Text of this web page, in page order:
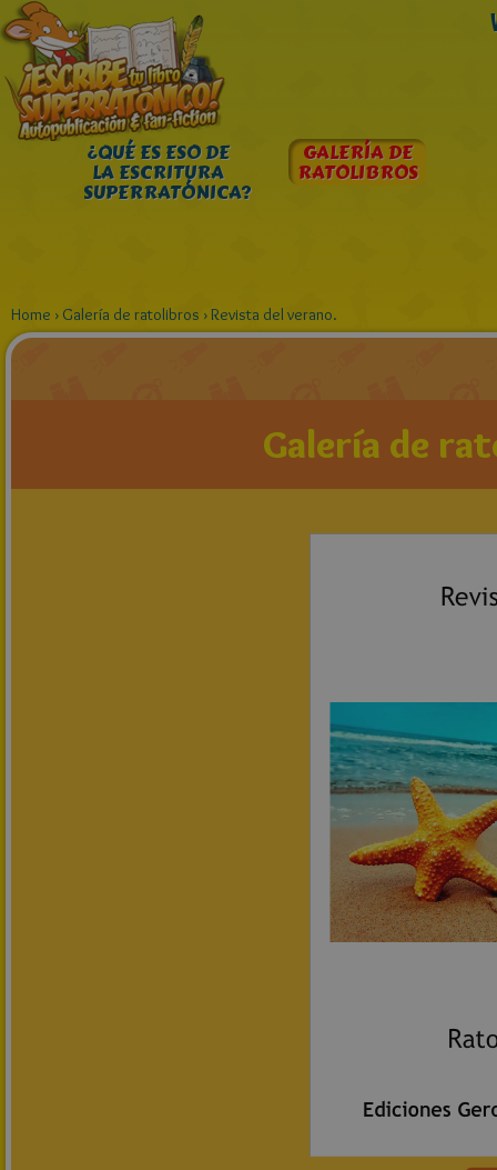
¿QUÉ ES ESO DE
LA ESCRITURA
SUPERRATÓNICA?
GALERÍA DE
RATOLIBROS
Home › Galería de ratolibros ›Revista del verano.
Galería de